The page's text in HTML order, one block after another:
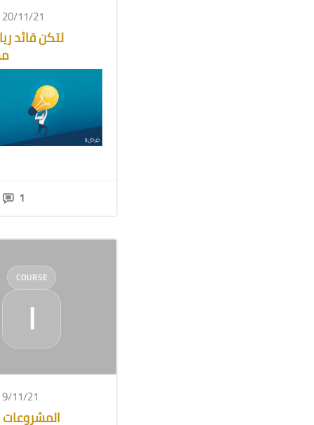
11/21
لتكن قائد
1
COURSE
ا
11/21
المشروعات